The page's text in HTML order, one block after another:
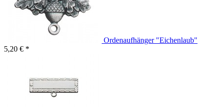
Ordenaufhänger "Eichenlaub"
5,20 € *